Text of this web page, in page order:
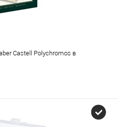
Castell Polychromos в